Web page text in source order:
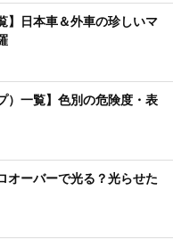
】日本車＆外車の珍しいマ
）一覧】色別の危険度・表
オーバーで光る？光らせた